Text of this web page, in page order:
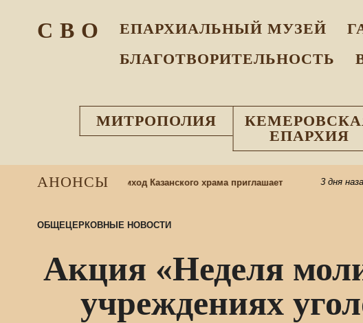
С В О ЕПАРХИАЛЬНЫЙ МУЗEЙ
БЛАГОТВОРИТЕЛЬНОСТЬ
МИТРОПОЛИЯ
ЕПАРХИЯ
АНОНСЫ
школу: приход Казанского храма приглашает 3 дня назад
ОБЩЕЦЕРКОВНЫЕ НОВОСТИ
Акция «Неделя
учреждениях